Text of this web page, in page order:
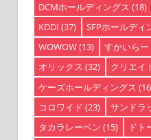
DCMホールディングス (18)
KDDI (37) SFPホールディ
WOWOW(13) すかいらー
オリックス (32) クリエイ
ケーズホールディングス
コロワイド (23) サンドラ
タカラレーベン (15) ドト